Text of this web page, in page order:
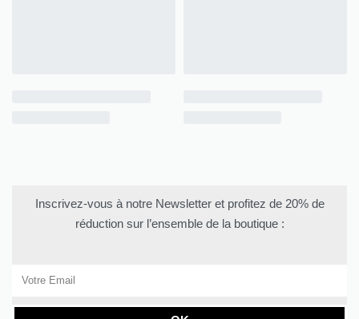
Inscrivez-vous à notre Newsletter et profitez de 20% de
réduction sur l’ensemble de la boutique :